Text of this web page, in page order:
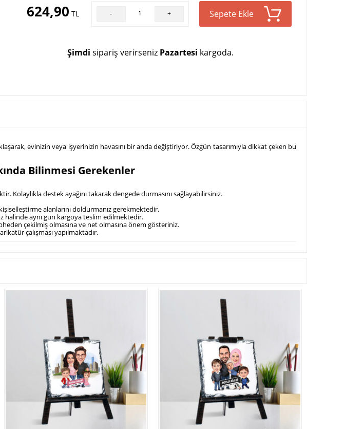
624,90 TL - + Sepete Ekle
Şimdi sipariş verirseniz Pazartesi kargoda.
evinizin veya işyerinizin havasını bir anda değiştiriyor. Özgün tasarımıyla dikkat çeken bu
Bilinmesi Gerekenler
Kolaylıkla destek ayağını takarak dengede durmasını sağlayabilirsiniz.
alanlarını doldurmanız gerekmektedir.
halinde aynı gün kargoya teslim edilmektedir.
çekilmiş olmasına ve net olmasına önem gösteriniz.
çalışması yapılmaktadır.